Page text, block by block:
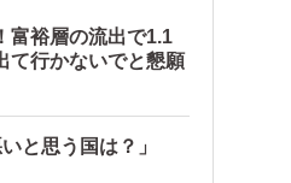
富裕層の流出で1.1
て行かないでと懇願
いと思う国は？」